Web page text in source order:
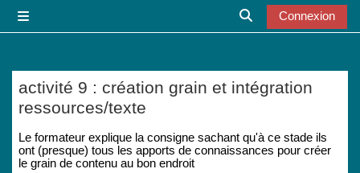
Activer/désactiver
Connexion
activité 9 : création grain et intégration
ressources/texte
Conditions d’achèvement
Le formateur explique la consigne sachant qu'à ce stade ils
ont (presque) tous les apports de connaissances pour créer
le grain de contenu au bon endroit